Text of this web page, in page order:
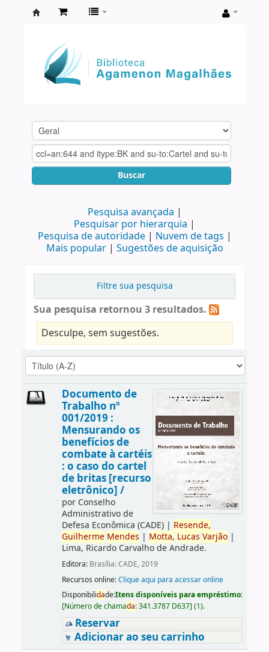
Agamenon
Magalhães
Buscar
Pesquisa avançada
Pesquisar por hierarquia
Pesquisa de autoridade
Nuvem de tags
Mais popular
Sugestões de aquisição
Filtre sua pesquisa
Sua pesquisa retornou 3 resultados.
Desculpe, sem sugestões.
Documento de
Trabalho nº
001/2019 :
Mensurando os
benefícios de
combate à cartéis
: o caso do cartel
de britas [recurso
eletrônico] /
por Conselho
Administrativo de
Defesa Econômica (CADE)| Resende,
Guilherme Mendes | Motta, Lucas Varjão|
Lima, Ricardo Carvalho de Andrade.
Editora: Brasília: CADE, 2019
Recursos online:Clique aqui para acessar online
Disponibilidade:Itens disponíveis para empréstimo:
[Número de chamada:341.3787 D637] (1).
Reservar
Adicionar ao seu carrinho